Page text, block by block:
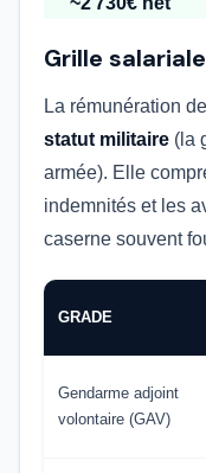
Grille
La rémunération
statut militaire (la
armée). Elle
indemnités et les
caserne souvent
GRADE
Gendarme adjoint
volontaire (GAV)